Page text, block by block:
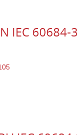
IEC 60684-